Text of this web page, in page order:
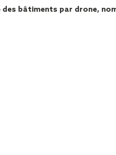
bâtiments par drone,